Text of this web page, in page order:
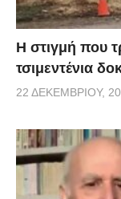
H στιγμή που
τσιμεντένια
22 ΔΕΚΕΜΒΡΊΟΥ,